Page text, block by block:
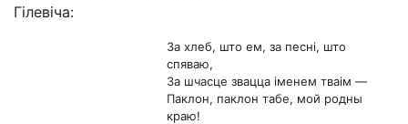
Гілевіча:
За хлеб, што ем, за песні, што
спяваю,
За шчасце звацца іменем тваім —
Паклон, паклон табе, мой родны
краю!